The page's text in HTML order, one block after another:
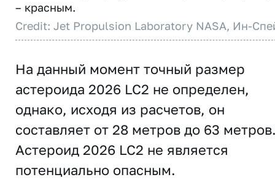
– красным.
Credit: Jet Propulsion Laboratory NASA, Ин-
На данный момент точный размер
астероида 2026 LC2 не определен,
однако, исходя из расчетов, он
составляет от 28 метров до 63
Астероид 2026 LC2 не является
потенциально опасным.